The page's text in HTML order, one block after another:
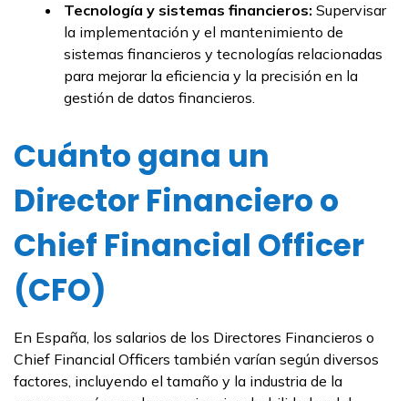
Tecnología y sistemas financieros: Supervisar
la implementación y el mantenimiento de
sistemas financieros y tecnologías relacionadas
para mejorar la eficiencia y la precisión en la
gestión de datos financieros.
Cuánto gana un
Director Financiero o
Chief Financial Officer
(CFO)
En España, los salarios de los Directores Financieros o
Chief Financial Officers también varían según diversos
factores, incluyendo el tamaño y la industria de la